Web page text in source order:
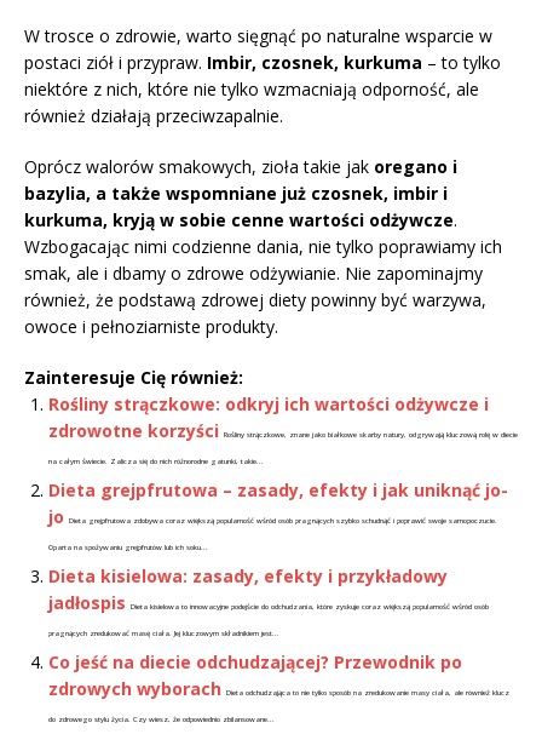
W trosce o zdrowie, warto sięgnąć po naturalne wsparcie w
postaci ziół i przypraw. Imbir, czosnek, kurkuma – to tylko
niektóre z nich, które nie tylko wzmacniają odporność, ale
również działają przeciwzapalnie.
Oprócz walorów smakowych, zioła takie jak oregano i
bazylia, a także wspomniane już czosnek, imbir i
kurkuma, kryją w sobie cenne wartości odżywcze.
Wzbogacając nimi codzienne dania, nie tylko poprawiamy ich
smak, ale i dbamy o zdrowe odżywianie. Nie zapominajmy
również, że podstawą zdrowej diety powinny być warzywa,
owoce i pełnoziarniste produkty.
Zainteresuje Cię również:
Rośliny strączkowe: odkryj ich wartości odżywcze i
zdrowotne korzyści
Rośliny strączkowe, znane jako białkowe skarby natury, odgrywają kluczową rolę w diecie
na całym świecie. Zalicza się do nich różnorodne gatunki, takie...
Dieta grejpfrutowa – zasady, efekty i jak uniknąć jo-
jo
Dieta grejpfrutowa zdobywa coraz większą popularność wśród osób pragnących szybko schudnąć i poprawić swoje samopoczucie.
Oparta na spożywaniu grejpfrutów lub ich soku...
Dieta kisielowa: zasady, efekty i przykładowy
jadłospis
Dieta kisielowa to innowacyjne podejście do odchudzania, które zyskuje coraz większą popularność wśród osób
pragnących zredukować masę ciała. Jej kluczowym składnikiem jest...
Co jeść na diecie odchudzającej? Przewodnik po
zdrowych wyborach
Dieta odchudzająca to nie tylko sposób na zredukowanie masy ciała, ale również klucz
do zdrowego stylu życia. Czy wiesz, że odpowiednio zbilansowane...